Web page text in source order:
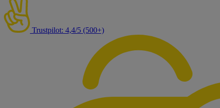
Trustpilot: 4,4/5 (500+)